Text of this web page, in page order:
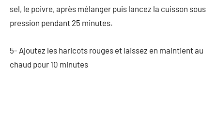
sel, le poivre, après mélanger puis lancez la cuisson sous
pression pendant 25 minutes.
5- Ajoutez les haricots rouges et laissez en maintient au
chaud pour 10 minutes